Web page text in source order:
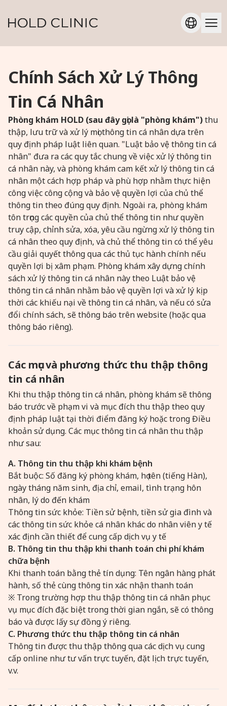
Chính Sách Xử Lý Thông
Tin Cá Nhân
Phòng khám HOLD (sau đây gọi là "phòng khám")thu
thập, lưu trữ và xử lý mọi thông tin cá nhân dựa trên
quy định pháp luật liên quan. "Luật bảo vệ thông tin cá
nhân" đưa ra các quy tắc chung về việc xử lý thông tin
cá nhân này, và phòng khám cam kết xử lý thông tin cá
nhân một cách hợp pháp và phù hợp nhằm thực hiện
công việc công cộng và bảo vệ quyền lợi của chủ thể
thông tin theo đúng quy định. Ngoài ra, phòng khám
tôn trọng các quyền của chủ thể thông tin như quyền
truy cập, chỉnh sửa, xóa, yêu cầu ngừng xử lý thông tin
cá nhân theo quy định, và chủ thể thông tin có thể yêu
cầu giải quyết thông qua các thủ tục hành chính nếu
quyền lợi bị xâm phạm. Phòng khám xây dựng chính
sách xử lý thông tin cá nhân này theo Luật bảo vệ
thông tin cá nhân nhằm bảo vệ quyền lợi và xử lý kịp
thời các khiếu nại về thông tin cá nhân, và nếu có sửa
đổi chính sách, sẽ thông báo trên website (hoặc qua
thông báo riêng).
Các mục và phương thức thu thập thông
tin cá nhân
Khi thu thập thông tin cá nhân, phòng khám sẽ thông
báo trước về phạm vi và mục đích thu thập theo quy
định pháp luật tại thời điểm đăng ký hoặc trong Điều
khoản sử dụng. Các mục thông tin cá nhân thu thập
như sau:
A. Thông tin thu thập khi khám bệnh
Bắt buộc: Số đăng ký phòng khám, họ tên (tiếng Hàn),
ngày tháng năm sinh, địa chỉ, email, tình trạng hôn
nhân, lý do đến khám
Thông tin sức khỏe: Tiền sử bệnh, tiền sử gia đình và
các thông tin sức khỏe cá nhân khác do nhân viên y tế
xác định cần thiết để cung cấp dịch vụ y tế
B. Thông tin thu thập khi thanh toán chi phí khám
chữa bệnh
Khi thanh toán bằng thẻ tín dụng: Tên ngân hàng phát
hành, số thẻ cùng thông tin xác nhận thanh toán
※ Trong trường hợp thu thập thông tin cá nhân phục
vụ mục đích đặc biệt trong thời gian ngắn, sẽ có thông
báo và được lấy sự đồng ý riêng.
C. Phương thức thu thập thông tin cá nhân
Thông tin được thu thập thông qua các dịch vụ cung
cấp online như tư vấn trực tuyến, đặt lịch trực tuyến,
v.v.